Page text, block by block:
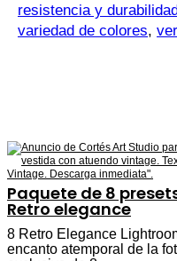
resistencia y
variedad de colores,
Paquete de 8
Retro elegance
8 Retro Elegance
encanto atemporal de la